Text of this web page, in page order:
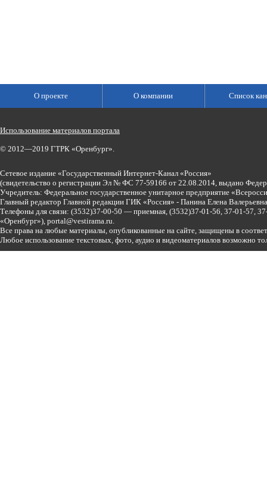
О проекте О компании Список
Использование материалов портала
© 2012—2019 ГТРК «Оренбург».
Сетевое издание «Государственный Интернет-Канал «Россия»
(свидетельство о регистрации Эл № ФС 77-59166 от 22.08.2014, выдано
Учредитель: Федеральное государственное унитарное предприятие
Главный редактор Главной редакции ГИК «Россия» - Панина Елена
Телефоны для связи: (3532)37-00-50 — приемная, (3532)37-01-56, 37-01-57,
«Оренбург»), portal@vestirama.ru.
Все права на любые материалы, опубликованные на сайте, защищены в
Любое использование текстовых, фото, аудио и видеоматериалов возможно